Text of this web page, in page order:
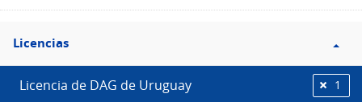
Filtro
Licencias
Licencias
Licencia de DAG de Uruguay 1